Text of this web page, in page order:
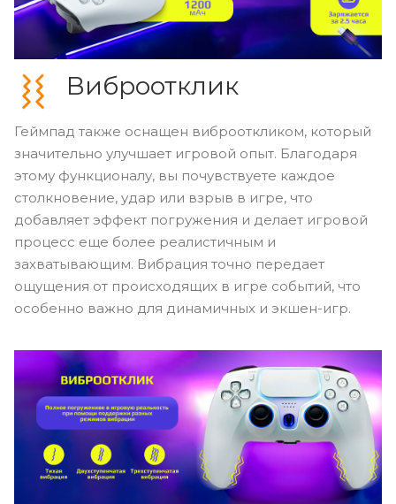
Виброотклик
Геймпад также оснащен виброоткликом, который
значительно улучшает игровой опыт. Благодаря
этому функционалу, вы почувствуете каждое
столкновение, удар или взрыв в игре, что
добавляет эффект погружения и делает игровой
процесс еще более реалистичным и
захватывающим. Вибрация точно передает
ощущения от происходящих в игре событий, что
особенно важно для динамичных и экшен-игр.